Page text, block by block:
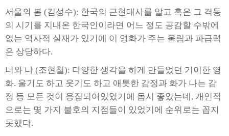
서울의 봄 (김성수): 한국의 근현대사를 알고 혹은 그 격동
의 시기를 지내온 한국인이라면 어느 정도 공감할 수밖에
없는 역사적 실재가 있기에 이 영화가 주는 울림과 파급력
은 상당하다.
너와 나 (조현철): 다양한 생각을 하게 만들었던 기이한 영
화. 울기도 하고 웃기도 하고 애틋한 감정과 화가 나는 감
정 등 모든 것이 응집되어있었기에 몹시 좋았는데, 개인적
으로는 몇 가지 불호의 지점들이 있었기에 순위로는 꼽지
못했다.